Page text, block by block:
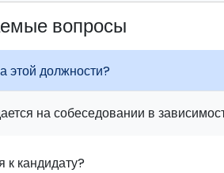
вопросы
этой должности?
на собеседовании в
к кандидату?